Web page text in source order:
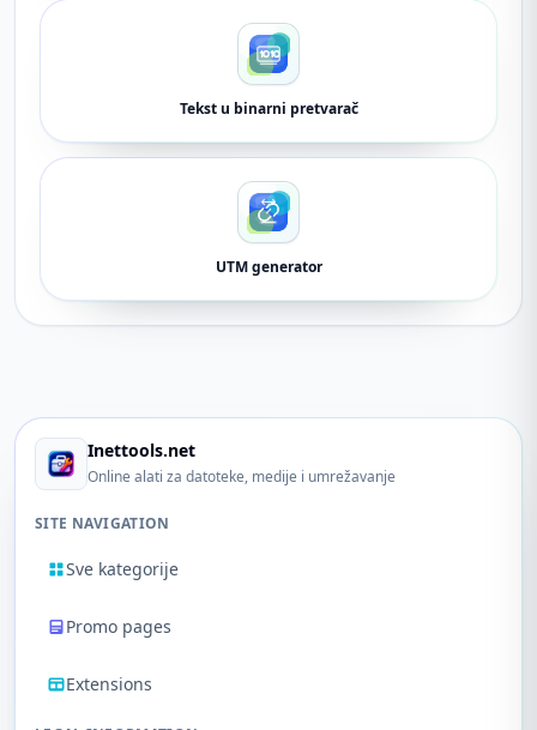
Tekst u binarni pretvarač
UTM generator
Inettools.net
Online alati za datoteke, medije i umrežavanje
SITE NAVIGATION
Sve kategorije
Promo pages
Extensions